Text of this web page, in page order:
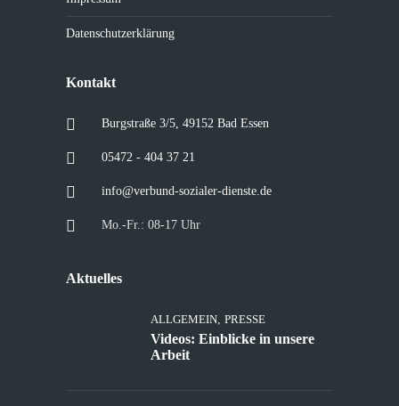
Datenschutzerklärung
Kontakt
Burgstraße 3/5, 49152 Bad Essen
05472 - 404 37 21
info@verbund-sozialer-dienste.de
Mo.-Fr.: 08-17 Uhr
Aktuelles
ALLGEMEIN, PRESSE
Videos: Einblicke in unsere
Arbeit